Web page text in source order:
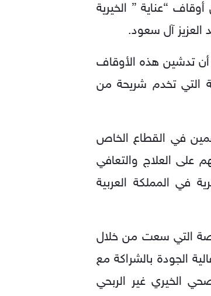
“عناية ” الخيرية
العزيز آل سعود.
تدشين هذه الأوقاف
التي تخدم شريحة من
في القطاع الخاص
على العلاج والتعافي
في المملكة العربية
التي سعت من خلال
الجودة بالشراكة مع
الخيري غير الربحي